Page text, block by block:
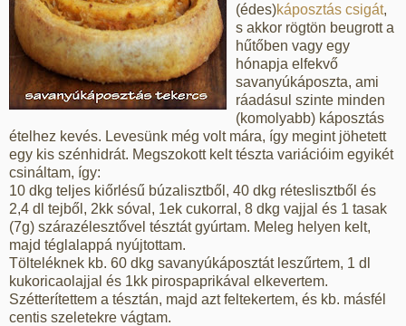
(édes)káposztás csigát,
s akkor rögtön beugrott a
hűtőben vagy egy
hónapja elfekvő
savanyúkáposzta, ami
ráadásul szinte minden
(komolyabb) káposztás
ételhez kevés. Levesünk még volt mára, így megint jöhetett
egy kis szénhidrát. Megszokott kelt tészta variációim egyikét
csináltam, így:
10 dkg teljes kiőrlésű búzalisztből, 40 dkg réteslisztből és
2,4 dl tejből, 2kk sóval, 1ek cukorral, 8 dkg vajjal és 1 tasak
(7g) szárazélesztővel tésztát gyúrtam. Meleg helyen kelt,
majd téglalappá nyújtottam.
Tölteléknek kb. 60 dkg savanyúkáposztát leszűrtem, 1 dl
kukoricaolajjal és 1kk pirospaprikával elkevertem.
Szétterítettem a tésztán, majd azt feltekertem, és kb. másfél
centis szeletekre vágtam.